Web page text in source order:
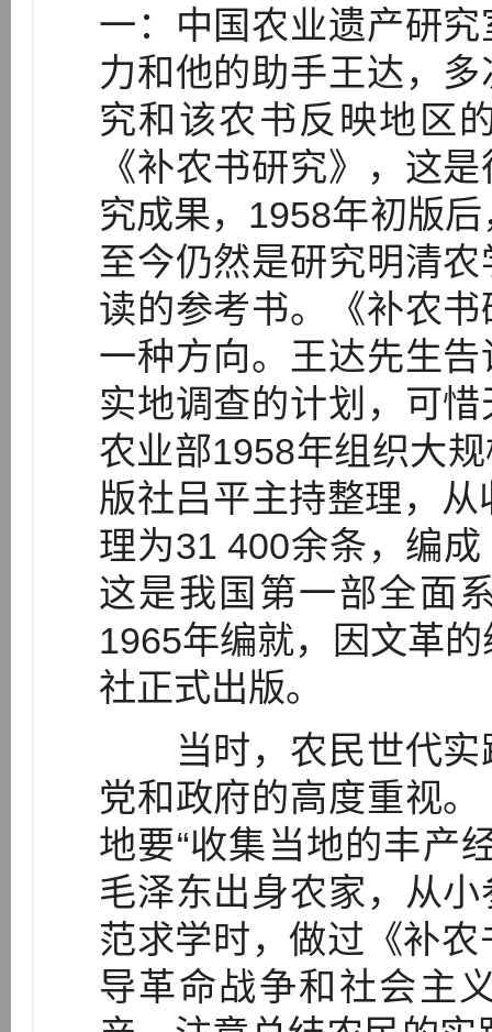
一：中国农业遗产研
力和他的助手王达，
究和该农书反映地区
《补农书研究》，这
究成果，1958年初版
至今仍然是研究明清
读的参考书。《补农
一种方向。王达先生
实地调查的计划，可
农业部1958年组织大
版社吕平主持整理，
理为31 400余条，编
这是我国第一部全面
1965年编就，因文革
社正式出版。
当时，农民世代实
党和政府的高度重视
地要“收集当地的丰产
毛泽东出身农家，从
范求学时，做过《补
导革命战争和社会主